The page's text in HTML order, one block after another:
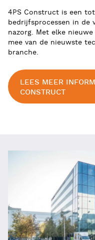
4PS Construct is een
bedrijfsprocessen in de
nazorg. Met elke
mee van de nieuwste
branche.
LEES MEER
CONSTRUCT